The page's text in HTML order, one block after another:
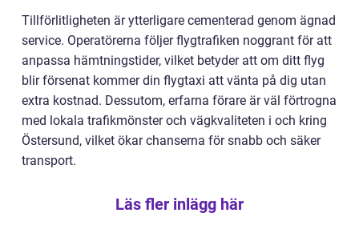
Tillförlitligheten är ytterligare cementerad genom ägnad
service. Operatörerna följer flygtrafiken noggrant för att
anpassa hämtningstider, vilket betyder att om ditt flyg
blir försenat kommer din flygtaxi att vänta på dig utan
extra kostnad. Dessutom, erfarna förare är väl förtrogna
med lokala trafikmönster och vägkvaliteten i och kring
Östersund, vilket ökar chanserna för snabb och säker
transport.
Läs fler inlägg här